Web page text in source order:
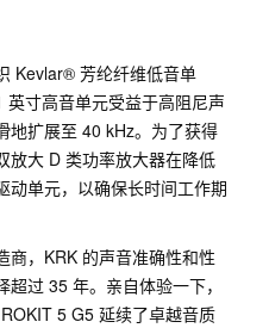
Kevlar® 芳纶纤维低音单
寸高音单元受益于高阻尼声
地扩展至 40 kHz。为了获得
放大 D 类功率放大器在降低
动单元，以确保长时间工作期
商，KRK 的声音准确性和性
过 35 年。亲自体验一下，
5 G5 延续了卓越音质